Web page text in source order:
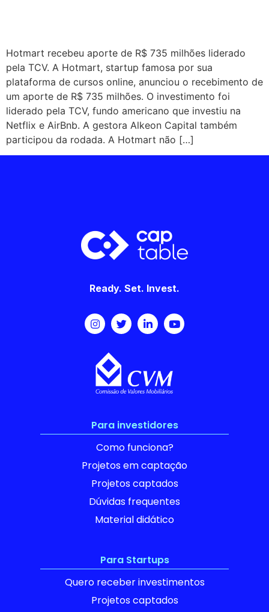
Hotmart recebeu aporte de R$ 735 milhões liderado
pela TCV. A Hotmart, startup famosa por sua
plataforma de cursos online, anunciou o recebimento de
um aporte de R$ 735 milhões. O investimento foi
liderado pela TCV, fundo americano que investiu na
Netflix e AirBnb. A gestora Alkeon Capital também
participou da rodada. A Hotmart não […]
Ready. Set. Invest.
Para investidores
Como funciona?
Projetos em captação
Projetos captados
Dúvidas frequentes
Material didático
Para Startups
Quero receber investimentos
Projetos captados